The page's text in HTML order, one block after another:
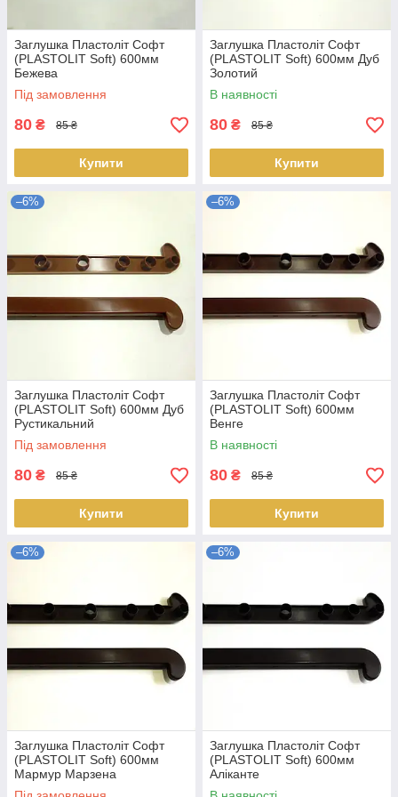
Заглушка Пластоліт Софт
(PLASTOLIT Soft) 600мм
Бежева
Під замовлення
80 ₴ 85 ₴
Купити
Заглушка Пластоліт Софт
(PLASTOLIT Soft) 600мм Дуб
Золотий
В наявності
80 ₴ 85 ₴
Купити
–6%
Заглушка Пластоліт Софт
(PLASTOLIT Soft) 600мм Дуб
Рустикальний
Під замовлення
80 ₴ 85 ₴
Купити
–6%
Заглушка Пластоліт Софт
(PLASTOLIT Soft) 600мм
Венге
В наявності
80 ₴ 85 ₴
Купити
–6%
Заглушка Пластоліт Софт
(PLASTOLIT Soft) 600мм
Мармур Марзена
–6%
Заглушка Пластоліт Софт
(PLASTOLIT Soft) 600мм
Аліканте